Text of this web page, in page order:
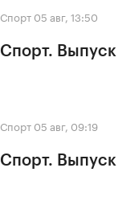
Спорт 05 авг, 13:50
Спорт.
Спорт 05 авг, 09:19
Спорт.